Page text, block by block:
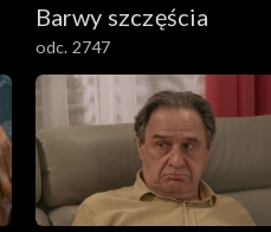
Barwy szczęścia
odc. 2747